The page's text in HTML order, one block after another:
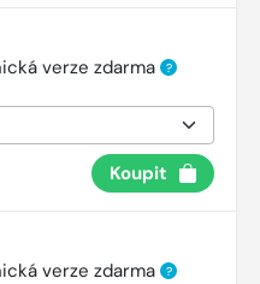
verze zdarma ?
Koupit
verze zdarma ?